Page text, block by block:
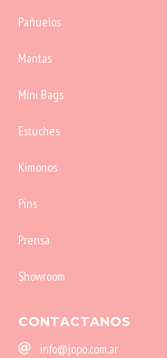
Pañuelos
Mantas
Mini Bags
Estuches
Kimonos
Pins
Prensa
Showroom
CONTACTANOS
info@jopo.com.ar